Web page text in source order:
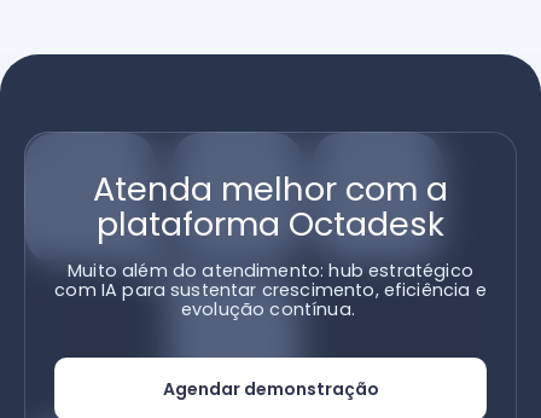
Atenda melhor com a
plataforma Octadesk
Muito além do atendimento: hub estratégico
com IA para sustentar crescimento, eficiência e
evolução contínua.
Agendar demonstração